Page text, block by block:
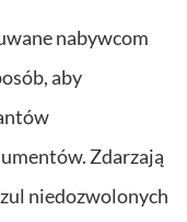
nabywcom
aby
Zdarzają
niedozwolonych